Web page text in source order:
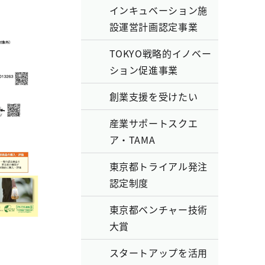
インキュベーション施
設運営計画認定事業
TOKYO戦略的イノベー
ション促進事業
創業支援を受けたい
産業サポートスクエ
ア・TAMA
東京都トライアル発注
認定制度
東京都ベンチャー技術
大賞
スタートアップを活用